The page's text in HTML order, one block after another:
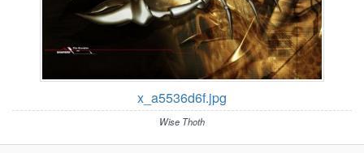
x_a5536d6f.jpg
Wise Thoth